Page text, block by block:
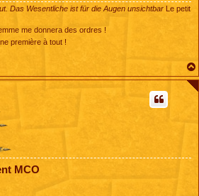
Das Wesentliche ist für die Augen unsichtbar Le petit
me donnera des ordres !
première à tout !
MCO